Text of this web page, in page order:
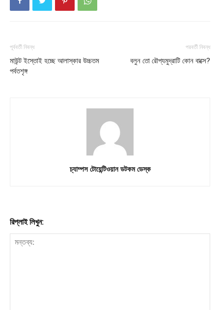
পূর্ববর্তী নিবন্ধ
মাউন্ট ইস্তোই হচ্ছে আলাস্কার উচ্চতম
পর্বতশৃঙ্গ
পরবর্তী নিবন্ধ
বলুন তো রৌপ্যমুদ্রাটি কোন বাক্সে?
চ্যাম্পস টোয়েন্টিওয়ান ডটকম ডেস্ক
রিপ্লাই লিখুন: